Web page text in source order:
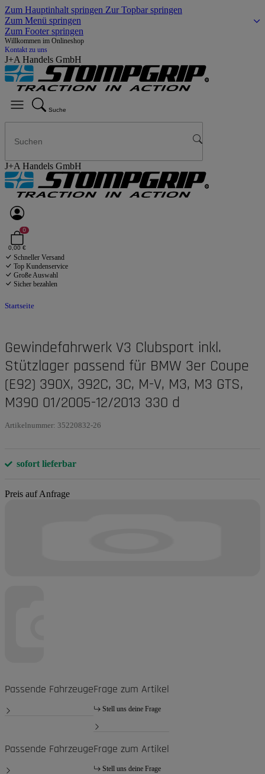
Zum Hauptinhalt springen Zur Topbar springen
Zum Menü springen
Zum Footer springen
Willkommen im Onlineshop
Kontakt zu uns
J+A Handels GmbH
Suche
J+A Handels GmbH
0
0,00 €
Schneller Versand
Top Kundenservice
Große Auswahl
Sicher bezahlen
Startseite
Gewindefahrwerk V3 Clubsport inkl.
Stützlager passend für BMW 3er Coupe
(E92) 390X, 392C, 3C, M-V, M3, M3 GTS,
M390 01/2005-12/2013 330 d
Artikelnummer: 35220832-26
sofort lieferbar
Preis auf Anfrage
Passende FahrzeugeFrage zum Artikel
Stell uns deine Frage
Passende FahrzeugeFrage zum Artikel
Stell uns deine Frage